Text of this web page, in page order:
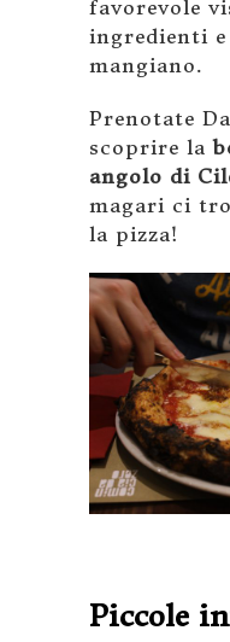
favorevole
ingredienti e
mangiano.
Prenotate
scoprire la
angolo di
magari ci
la pizza!
Piccole